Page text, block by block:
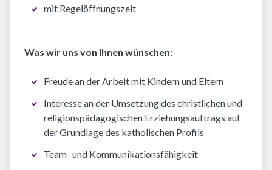
mit Regelöffnungszeit
Was wir uns von Ihnen wünschen:
Freude an der Arbeit mit Kindern und Eltern
Interesse an der Umsetzung des christlichen und
religionspädagogischen Erziehungsauftrags auf
der Grundlage des katholischen Profils
Team- und Kommunikationsfähigkeit